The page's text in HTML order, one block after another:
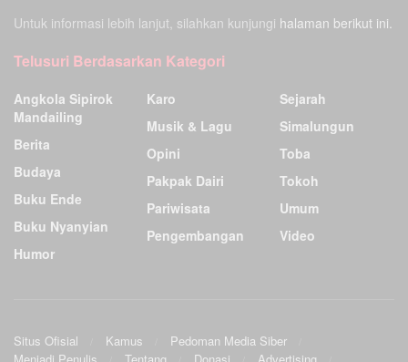
Untuk informasi lebih lanjut, silahkan kunjungi halaman berikut ini.
Telusuri Berdasarkan Kategori
Angkola Sipirok
Mandailing
Berita
Budaya
Buku Ende
Buku Nyanyian
Humor
Karo
Musik & Lagu
Opini
Pakpak Dairi
Pariwisata
Pengembangan
Sejarah
Simalungun
Toba
Tokoh
Umum
Video
Situs Ofisial Kamus
Pedoman Media Siber